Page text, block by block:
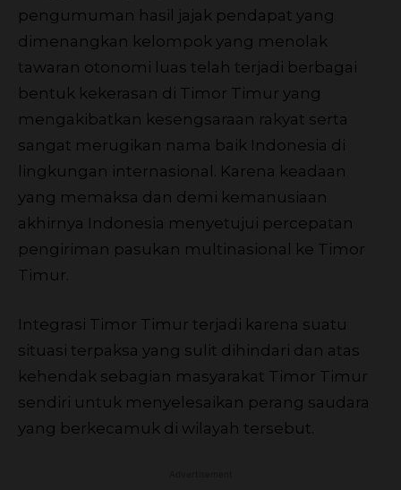
pengumuman hasil jajak pendapat yang
dimenangkan kelompok yang menolak
tawaran otonomi luas telah terjadi berbagai
bentuk kekerasan di Timor Timur yang
mengakibatkan kesengsaraan rakyat serta
sangat merugikan nama baik Indonesia di
lingkungan internasional. Karena keadaan
yang memaksa dan demi kemanusiaan
akhirnya Indonesia menyetujui percepatan
pengiriman pasukan multinasional ke Timor
Timur.
Integrasi Timor Timur terjadi karena suatu
situasi terpaksa yang sulit dihindari dan atas
kehendak sebagian masyarakat Timor Timur
sendiri untuk menyelesaikan perang saudara
yang berkecamuk di wilayah tersebut.